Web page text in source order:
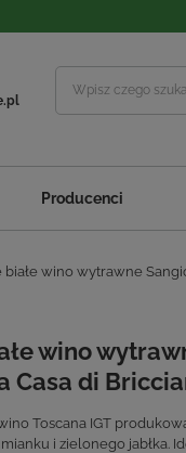
Producenci
białe wino wytrawne
wino
Casa di
Toscana IGT
i zielonego jabłka.